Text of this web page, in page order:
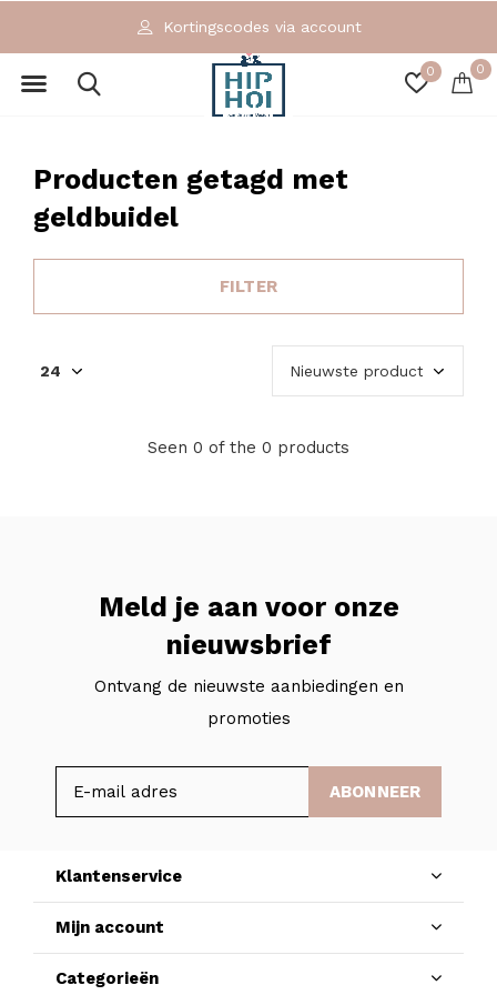
0 0
Kortingscodes via account
Producten getagd met
geldbuidel
FILTER
Seen 0 of the 0 products
Meld je aan voor onze
nieuwsbrief
Ontvang de nieuwste aanbiedingen en
promoties
ABONNEER
Klantenservice
Mijn account
Categorieën